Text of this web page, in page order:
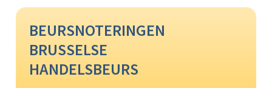
BEURSNOTERINGEN
BRUSSELSE
HANDELSBEURS